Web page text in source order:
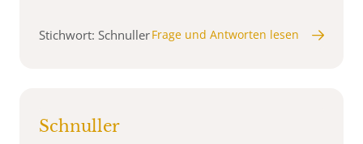
Stichwort: SchnullerFrage und Antworten lesen
Schnuller